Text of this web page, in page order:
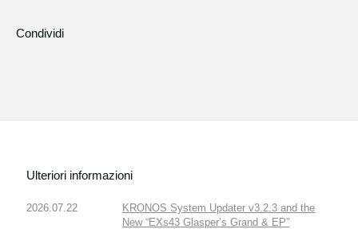
Condividi
Ulteriori informazioni
2026.07.22
KRONOS System Updater v3.2.3 and the
New “EXs43 Glasper’s Grand & EP”